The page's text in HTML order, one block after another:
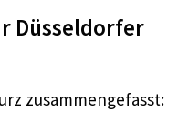
Düsseldorfer
zusammengefasst: